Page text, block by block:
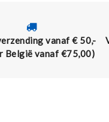
vanaf € 50,-
België vanaf €75,00)